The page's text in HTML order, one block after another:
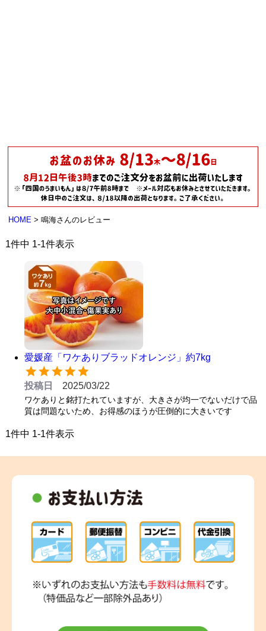
HOME 鳴海さんのレビュー
1件中 1-1件表示
愛媛産「ワケありブラッドオレンジ」約7kg
投稿日 2025/03/22
ワケありと銘打たれていますが、大きさが均一でないだけで品
質は問題ないため、お得感のほうが圧倒的に大きいです
1件中 1-1件表示